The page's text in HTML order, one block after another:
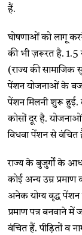
हैं.
घोषणाओं को लागू
की भी ज़रूरत है. 1.5
(राज्य की सामाजिक
पेंशन योजनाओं के
पेंशन मिलनी शुरू हुई.
कोसों दूर है.
विधवा पेंशन से वंचित
राज्य के बुजुर्गों के
कोई अन्य उम्र
अनेक योग्य वृद्ध पेंशन
प्रमाण पत्र बनवाने
वंचित हैं. पीड़ितों व